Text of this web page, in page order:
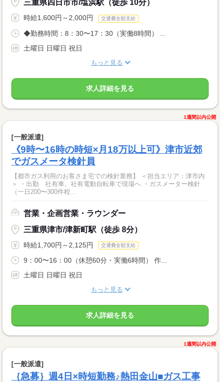
三重県四日市市/塩浜駅（徒歩 10分）
時給1,600円～2,000円 交通費全額支給
◆勤務時間：8：30〜17：30（実働8時間） ...
土曜日 日曜日 祝日
もっと見る
求人詳細を見る
1週間以内公開
[一般派遣]
《9時〜16時の時短×月18万以上可》津市近郊
でガスメータ検針員
【都市ガス利用のお客さま宅での検針業務】 ＜担当エリア：津市内
＞ ・出勤 社有車、社有電動自転車で現場へ ・ガスメーター検針
（一日200〜300件程...
営業・企画営業・ラウンダー
三重県津市/津新町駅（徒歩 8分）
時給1,700円～2,125円 交通費全額支給
9：00〜16：00（休憩60分・実働6時間） 作...
土曜日 日曜日 祝日
もっと見る
求人詳細を見る
1週間以内公開
[一般派遣]
｛急募｝週4日×時短勤務♪熱田金山■ガス工事